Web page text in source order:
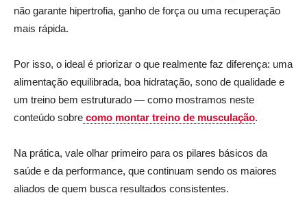
não garante hipertrofia, ganho de força ou uma recuperação
mais rápida.
Por isso, o ideal é priorizar o que realmente faz diferença: uma
alimentação equilibrada, boa hidratação, sono de qualidade e
um treino bem estruturado — como mostramos neste
conteúdo sobre como montar treino de musculação.
Na prática, vale olhar primeiro para os pilares básicos da
saúde e da performance, que continuam sendo os maiores
aliados de quem busca resultados consistentes.